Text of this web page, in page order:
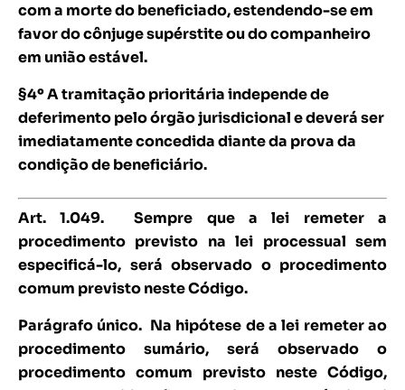
com a morte do beneficiado, estendendo-se em
favor do cônjuge supérstite ou do companheiro
em união estável.
§4º A tramitação prioritária independe de
deferimento pelo órgão jurisdicional e deverá ser
imediatamente concedida diante da prova da
condição de beneficiário.
Art. 1.049.
Sempre que a lei remeter a
procedimento previsto na lei processual sem
especificá-lo, será observado o procedimento
comum previsto neste Código.
Parágrafo único. Na hipótese de a lei remeter ao
procedimento sumário, será observado o
procedimento comum previsto neste Código,